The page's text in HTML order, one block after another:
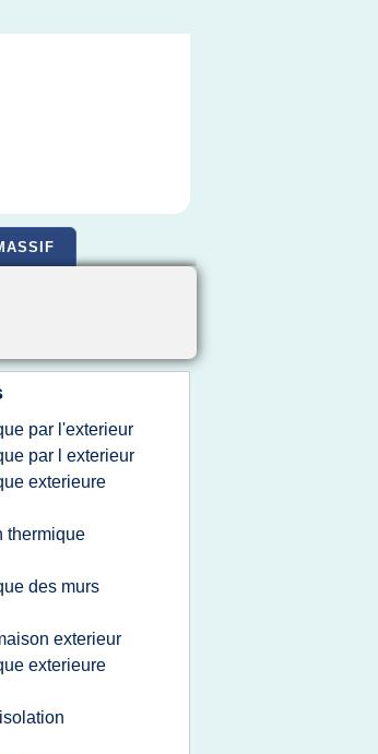
par l'exterieur
par l exterieur
exterieure
thermique
des murs
exterieur
exterieure